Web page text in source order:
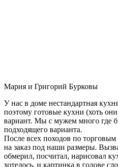
Мария и Григорий Бурковы
У нас в доме нестандартная
поэтому готовые кухни (хоть
вариант. Мы с мужем много где
подходящего варианта.
После всех походов по
на заказ под наши размеры.
обмерил, посчитал, нарисовал
хотелось, и картинка в голове